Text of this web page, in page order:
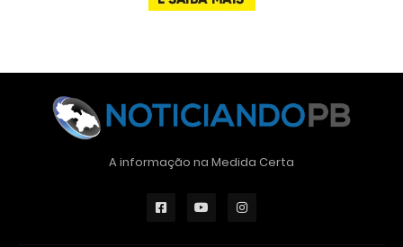
A informação na Medida Certa